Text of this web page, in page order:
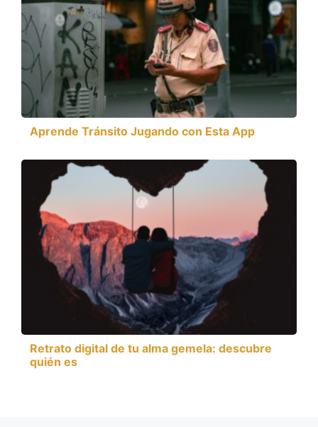
Aprende Tránsito Jugando con Esta App
Retrato digital de tu alma gemela: descubre
quién es